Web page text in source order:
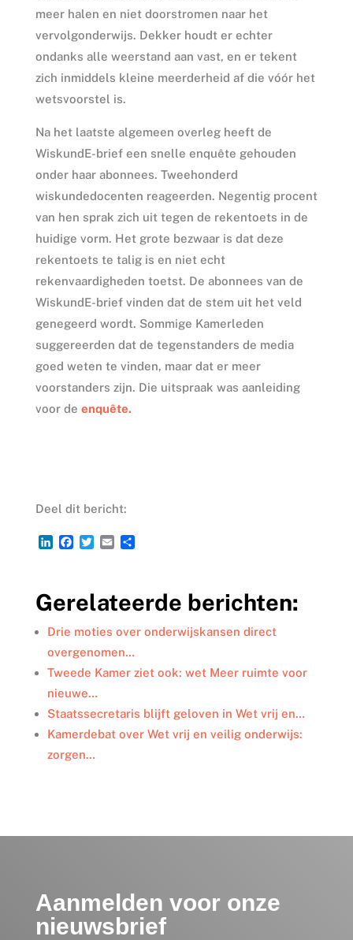
meer halen en niet doorstromen naar het
vervolgonderwijs. Dekker houdt er echter
ondanks alle weerstand aan vast, en er tekent
zich inmiddels kleine meerderheid af die vóór het
wetsvoorstel is.
Na het laatste algemeen overleg heeft de
WiskundE-brief een snelle enquête gehouden
onder haar abonnees. Tweehonderd
wiskundedocenten reageerden. Negentig procent
van hen sprak zich uit tegen de rekentoets in de
huidige vorm. Het grote bezwaar is dat deze
rekentoets te talig is en niet echt
rekenvaardigheden toetst. De abonnees van de
WiskundE-brief vinden dat de stem uit het veld
genegeerd wordt. Sommige Kamerleden
suggereerden dat de tegenstanders de media
goed weten te vinden, maar dat er meer
voorstanders zijn. Die uitspraak was aanleiding
voor de enquête.
Deel dit bericht:
L
e
d
I
n
F
b
o
o
k
T
t
e
r
E
l
D
n
Gerelateerde berichten:
Drie moties over onderwijskansen direct
overgenomen…
Tweede Kamer ziet ook: wet Meer ruimte voor
nieuwe…
Staatssecretaris blijft geloven in Wet vrij en…
Kamerdebat over Wet vrij en veilig onderwijs:
zorgen…
Aanmelden voor onze
nieuwsbrief